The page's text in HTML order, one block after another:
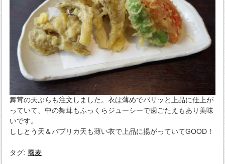
舞茸の天ぷらも注文しました。衣は薄めでパリッと上品に仕上が
っていて、中の舞茸もふっくらジューシーで歯ごたえもあり美味
いです。
ししとう天＆パプリカ天も薄い衣で上品に揚がっていてGOOD！
タグ:蕎麦